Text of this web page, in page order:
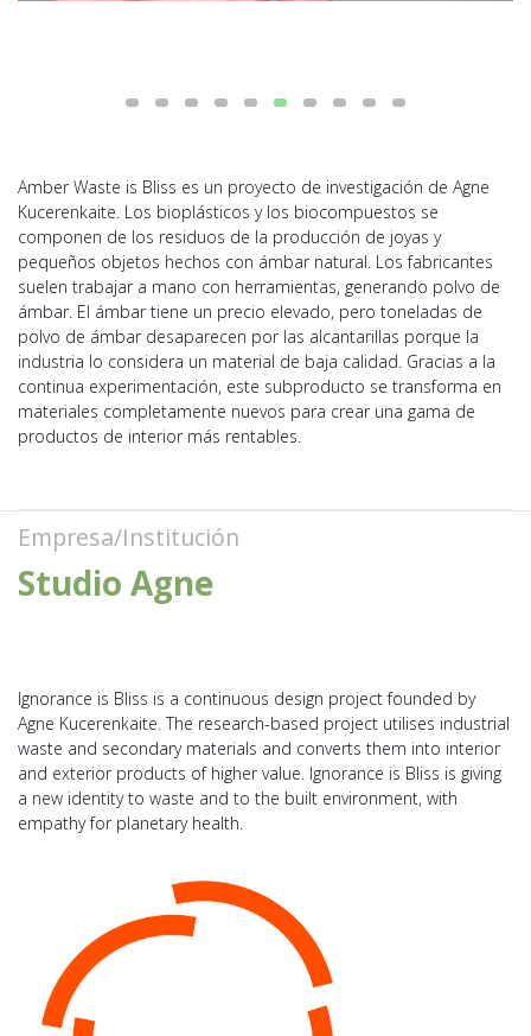
Amber Waste is Bliss es un proyecto de investigación de Agne
Kucerenkaite. Los bioplásticos y los biocompuestos se
componen de los residuos de la producción de joyas y
pequeños objetos hechos con ámbar natural. Los fabricantes
suelen trabajar a mano con herramientas, generando polvo de
ámbar. El ámbar tiene un precio elevado, pero toneladas de
polvo de ámbar desaparecen por las alcantarillas porque la
industria lo considera un material de baja calidad. Gracias a la
continua experimentación, este subproducto se transforma en
materiales completamente nuevos para crear una gama de
productos de interior más rentables.
Empresa/Institución
Studio Agne
Ignorance is Bliss is a continuous design project founded by
Agne Kucerenkaite. The research-based project utilises industrial
waste and secondary materials and converts them into interior
and exterior products of higher value. Ignorance is Bliss is giving
a new identity to waste and to the built environment, with
empathy for planetary health.